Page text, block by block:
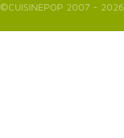
©CUISINEPOP 2007 -